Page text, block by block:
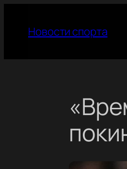
содержимому
Новости спорта